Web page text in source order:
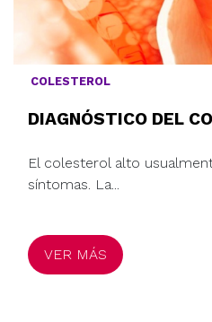
COLESTEROL
DIAGNÓSTICO DEL
El colesterol alto
síntomas. La...
VER MÁS